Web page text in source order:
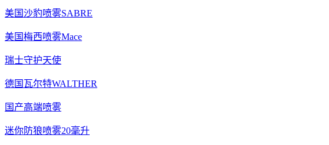
美国沙豹喷雾SABRE
美国梅西喷雾Mace
瑞士守护天使
德国瓦尔特WALTHER
国产高端喷雾
迷你防狼喷雾20毫升